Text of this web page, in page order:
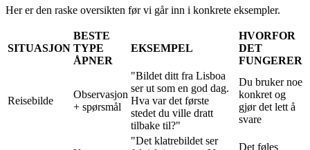
Her er den raske oversikten før vi går inn i konkrete eksempler.
SITUASJON
BESTE
TYPE
ÅPNER
EKSEMPEL
HVORFOR
DET
FUNGERER
Reisebilde
Observasjon
+ spørsmål
"Bildet ditt fra Lisboa
ser ut som en god dag.
Hva var det første
stedet du ville dratt
tilbake til?"
Du bruker noe
konkret og
gjør det lett å
svare
"Det klatrebildet ser
Det føles